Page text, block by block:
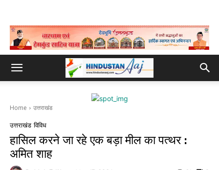
Home उत्तराखंड
उत्तराखंड विविध
हासिल करने जा रहे एक बड़ा मील का पत्थर :
अमित शाह